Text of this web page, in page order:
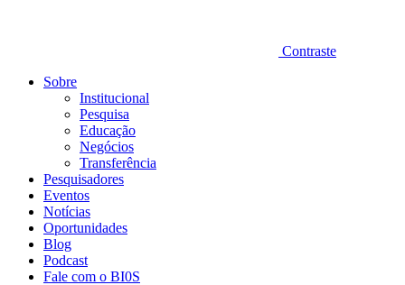
Contraste
Sobre
Institucional
Pesquisa
Educação
Negócios
Transferência
Pesquisadores
Eventos
Notícias
Oportunidades
Blog
Podcast
Fale com o BI0S